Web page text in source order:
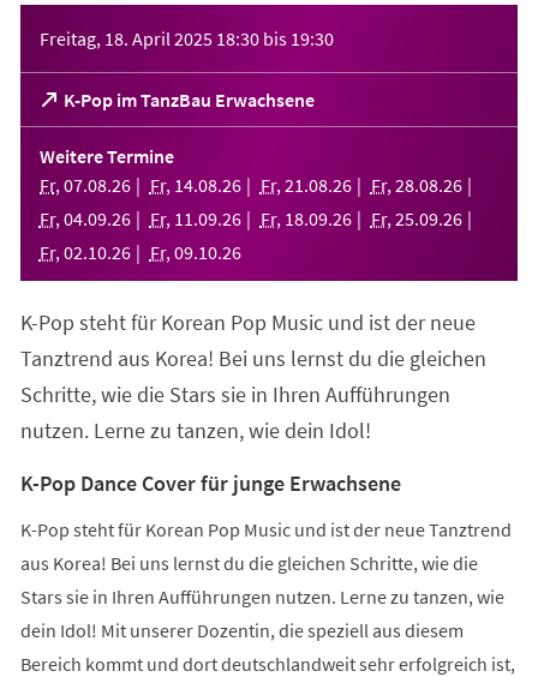
Freitag, 18. April 2025 18:30 bis 19:30
K-Pop im TanzBau Erwachsene
(Öffnet
in
einem
neuen
Tab)
Weitere Termine
Fr, 07.08.26 Fr, 14.08.26 Fr, 21 .08.26 Fr, 28.08.26
Fr, 04.09.26 Fr, 11 .09.26 Fr, 18.09.26 Fr, 25.09.26
Fr, 02.10.26 Fr, 09.10.26
K-Pop steht für Korean Pop Music und ist der neue
Tanztrend aus Korea! Bei uns lernst du die gleichen
Schritte, wie die Stars sie in Ihren Aufführungen
nutzen. Lerne zu tanzen, wie dein Idol!
K-Pop Dance Cover für junge Erwachsene
K-Pop steht für Korean Pop Music und ist der neue Tanztrend
aus Korea! Bei uns lernst du die gleichen Schritte, wie die
Stars sie in Ihren Aufführungen nutzen. Lerne zu tanzen, wie
dein Idol! Mit unserer Dozentin, die speziell aus diesem
Bereich kommt und dort deutschlandweit sehr erfolgreich ist,